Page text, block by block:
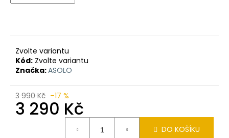
Zvolte variantu
Kód: Zvolte variantu
Značka:ASOLO
3 990 Kč –17 %
3 290 Kč
DO KOŠÍKU
D
u
č
u
e